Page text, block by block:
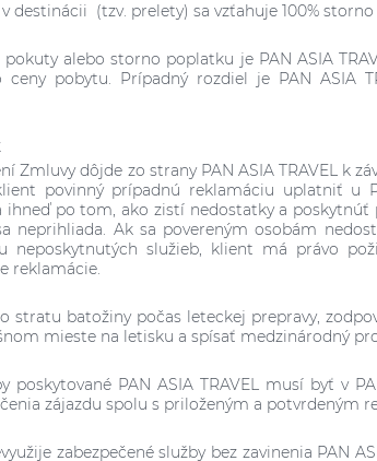
destinácii (tzv. prelety) sa vzťahuje 100%
alebo storno poplatku je PAN ASIA
ceny pobytu. Prípadný rozdiel je PAN
Zmluvy dôjde zo strany PAN ASIA TRAVEL k
povinný prípadnú reklamáciu uplatniť u
ihneď po tom, ako zistí nedostatky a
neprihliada. Ak sa povereným osobám
neposkytnutých služieb, klient má právo
reklamácie.
stratu batožiny počas leteckej prepravy,
mieste na letisku a spísať medzinárodný
poskytované PAN ASIA TRAVEL musí byť v
zájazdu spolu s priloženým a potvrdeným
zabezpečené služby bez zavinenia PAN